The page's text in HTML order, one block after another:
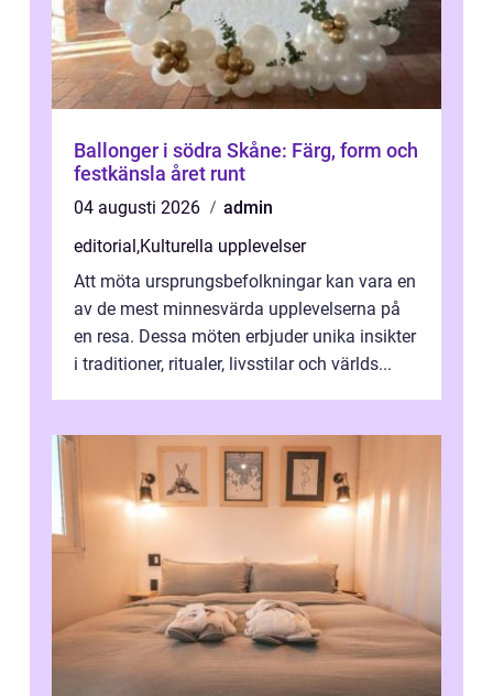
Ballonger i södra Skåne: Färg, form och
festkänsla året runt
04 augusti 2026
admin
editorial,Kulturella upplevelser
Att möta ursprungsbefolkningar kan vara en
av de mest minnesvärda upplevelserna på
en resa. Dessa möten erbjuder unika insikter
i traditioner, ritualer, livsstilar och världs...